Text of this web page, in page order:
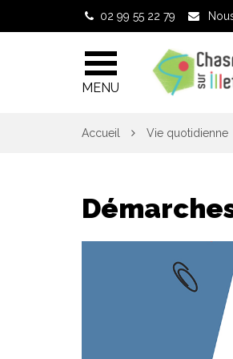
02 99 55 22 79
MENU
Accueil Vie quotidienne